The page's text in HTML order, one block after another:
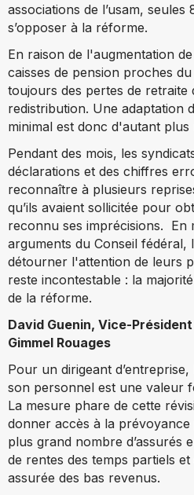
associations de l’usam,
s’opposer à la réforme.
En raison de l'augmentation
caisses de pension proches
toujours des pertes de retraite
redistribution. Une adaptation
minimal est donc d'autant plus
Pendant des mois, les
déclarations et des chiffres
reconnaître à plusieurs
qu’ils avaient sollicitée pour
reconnu ses imprécisions. En
arguments du Conseil fédéral,
détourner l'attention de leurs
reste incontestable : la
de la réforme.
David Guenin, Vice-
Gimmel Rouages
Pour un dirigeant d’entreprise,
son personnel est une valeur
La mesure phare de cette
donner accès à la
plus grand nombre d’assurés
de rentes des temps partiels
assurée des bas revenus.